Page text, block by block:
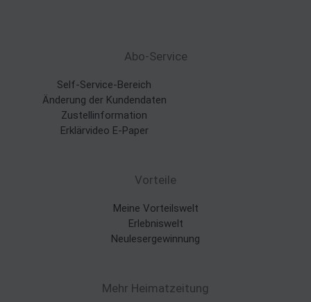
Abo-Service
Self-Service-Bereich
Änderung der Kundendaten
Zustellinformation
Erklärvideo E-Paper
Vorteile
Meine Vorteilswelt
Erlebniswelt
Neulesergewinnung
Mehr Heimatzeitung